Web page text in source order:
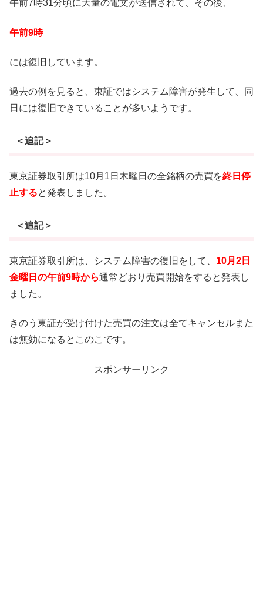
午前7時31分頃に大量の電文が送信されて、その後、
午前9時
には復旧しています。
過去の例を見ると、東証ではシステム障害が発生して、同
日には復旧できていることが多いようです。
＜追記＞
東京証券取引所は10月1日木曜日の全銘柄の売買を終日停
止すると発表しました。
＜追記＞
東京証券取引所は、システム障害の復旧をして、 10月2日
金曜日の午前9時から通常どおり売買開始をすると発表し
ました。
きのう東証が受け付けた売買の注文は全てキャンセルまた
は無効になるとこのこです。
スポンサーリンク